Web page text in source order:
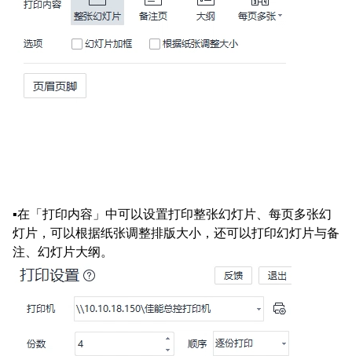
▪在「打印内容」中可以设置打印整张幻灯片、每页多张幻
灯片，可以根据纸张调整排版大小，还可以打印幻灯片与备
注、幻灯片大纲。